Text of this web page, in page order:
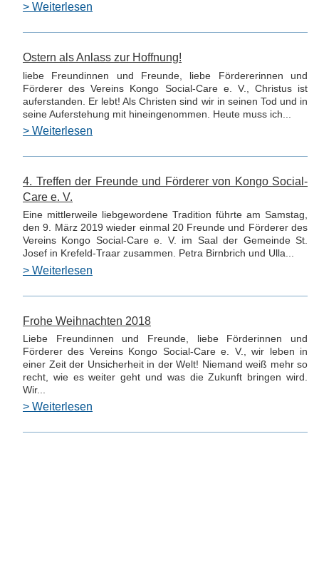
> Weiterlesen
Ostern als Anlass zur Hoffnung!
liebe Freundinnen und Freunde, liebe Fördererinnen und
Förderer des Vereins Kongo Social-Care e. V., Christus ist
auferstanden. Er lebt! Als Christen sind wir in seinen Tod und in
seine Auferstehung mit hineingenommen. Heute muss ich...
> Weiterlesen
4. Treffen der Freunde und Förderer von Kongo Social-
Care e. V.
Eine mittlerweile liebgewordene Tradition führte am Samstag,
den 9. März 2019 wieder einmal 20 Freunde und Förderer des
Vereins Kongo Social-Care e. V. im Saal der Gemeinde St.
Josef in Krefeld-Traar zusammen. Petra Birnbrich und Ulla...
> Weiterlesen
Frohe Weihnachten 2018
Liebe Freundinnen und Freunde, liebe Förderinnen und
Förderer des Vereins Kongo Social-Care e. V., wir leben in
einer Zeit der Unsicherheit in der Welt! Niemand weiß mehr so
recht, wie es weiter geht und was die Zukunft bringen wird.
Wir...
> Weiterlesen